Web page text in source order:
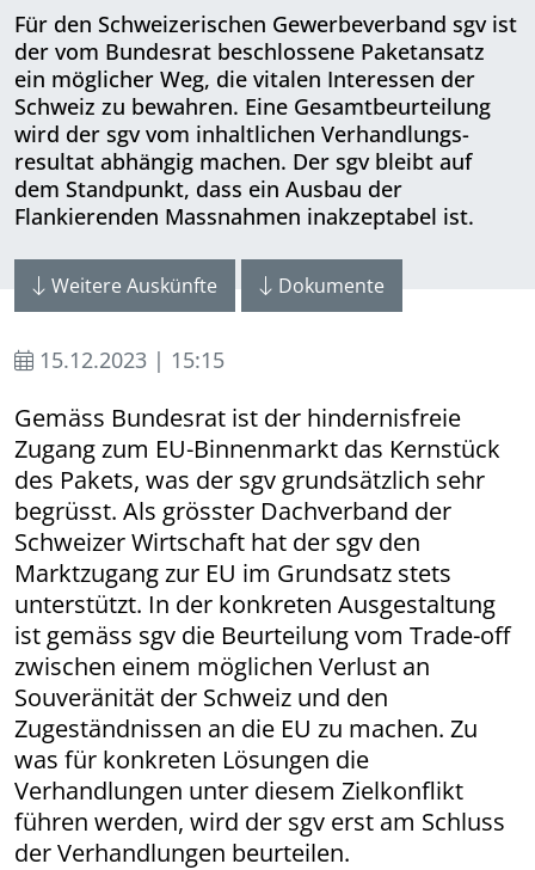
Für den Schweizerischen Gewerbe­ver­band sgv ist
der vom Bundesrat be­schlossene Paketansatz
ein möglicher Weg, die vitalen Interessen der
Schweiz zu bewahren. Eine Gesamtbeurteilung
wird der sgv vom inhaltlichen Verhand­lungs­
resultat abhängig machen. Der sgv bleibt auf
dem Standpunkt, dass ein Ausbau der
Flankierenden Massnahmen inakzeptabel ist.
Weitere Auskünfte Dokumente
15.12.2023 | 15:15
Gemäss Bundesrat ist der hindernisfreie
Zugang zum EU-Binnenmarkt das Kernstück
des Pakets, was der sgv grundsätzlich sehr
begrüsst. Als grösster Dachverband der
Schweizer Wirtschaft hat der sgv den
Marktzugang zur EU im Grundsatz stets
unterstützt. In der konkreten Ausgestaltung
ist gemäss sgv die Beurteilung vom Trade-off
zwischen einem möglichen Verlust an
Souveränität der Schweiz und den
Zugeständnissen an die EU zu machen. Zu
was für konkreten Lösungen die
Verhandlungen unter diesem Zielkonflikt
führen werden, wird der sgv erst am Schluss
der Verhandlungen beurteilen.